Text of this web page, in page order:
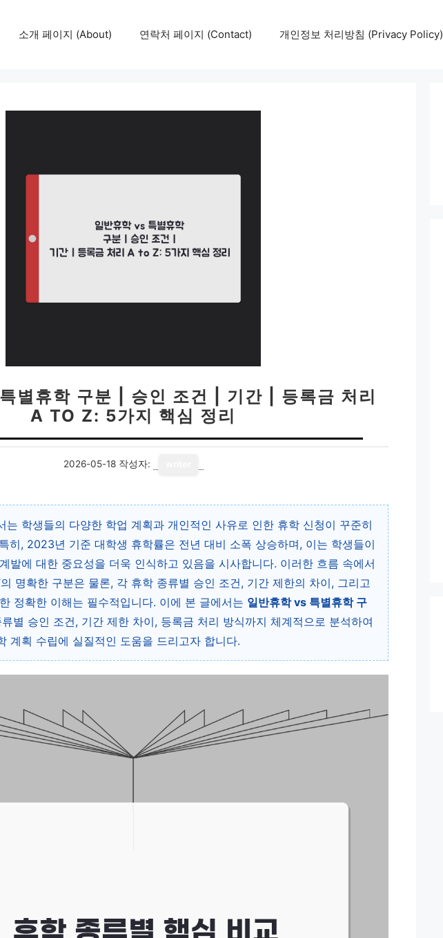
소개 페이지 (About) 연락처 페이지 (Contact) 개인정보 처리방침 (Privacy Policy)
별휴학 구분 | 승인 조건 | 기간 | 등록금 처리
A TO Z: 5가지 핵심 정리
2026-05-18 작성자:
는 학생들의 다양한 학업 계획과 개인적인 사유로 인한 휴학 신청이 꾸준히
히, 2023년 기준 대학생 휴학률은 전년 대비 소폭 상승하며, 이는 학생들이
발에 대한 중요성을 더욱 인식하고 있음을 시사합니다. 이러한 흐름 속에서
’의 명확한 구분은 물론, 각 휴학 종류별 승인 조건, 기간 제한의 차이, 그리고
정확한 이해는 필수적입니다. 이에 본 글에서는 일반휴학 vs 특별휴학 구
별 승인 조건, 기간 제한 차이, 등록금 처리 방식까지 체계적으로 분석하여
계획 수립에 실질적인 도움을 드리고자 합니다.